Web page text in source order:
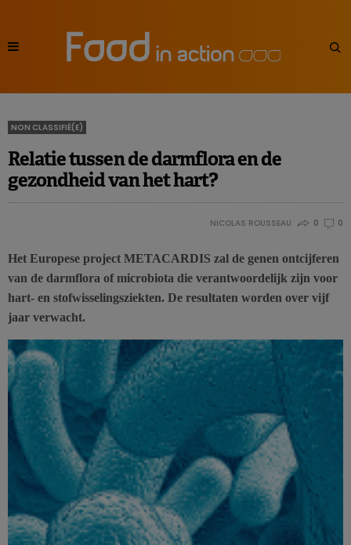
NON CLASSIFIÉ(E)
Relatie tussen de darmflora en de
gezondheid van het hart?
NICOLAS ROUSSEAU 0 0
Het Europese project METACARDIS zal de genen ontcijferen
van de darmflora of microbiota die verantwoordelijk zijn voor
hart- en stofwisselingsziekten. De resultaten worden over vijf
jaar verwacht.